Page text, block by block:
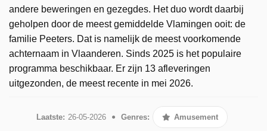
andere beweringen en gezegdes. Het duo wordt daarbij
geholpen door de meest gemiddelde Vlamingen ooit: de
familie Peeters. Dat is namelijk de meest voorkomende
achternaam in Vlaanderen. Sinds 2025 is het populaire
programma beschikbaar. Er zijn 13 afleveringen
uitgezonden, de meest recente in mei 2026.
Laatste: 26-05-2026 Genres: Amusement